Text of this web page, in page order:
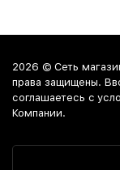
2026 © Сеть
права защищены.
соглашаетесь c
Компании.